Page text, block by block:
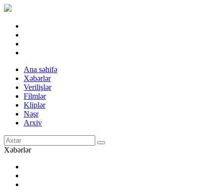
Ana səhifə
Xəbərlər
Verilişlər
Filmlər
Kliplər
Nəşr
Arxiv
Xəbərlər